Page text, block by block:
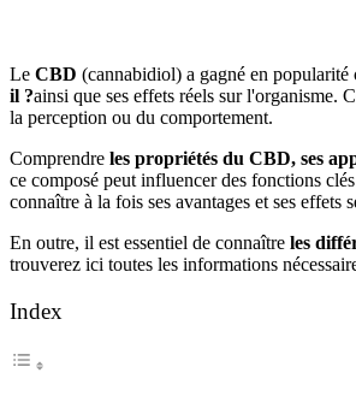
Le CBD (cannabidiol) a gagné en popularité
il ?ainsi que ses effets réels sur l'organisme.
la perception ou du comportement.
Comprendre les propriétés du CBD, ses
ce composé peut influencer des fonctions
connaître à la fois ses avantages et ses
En outre, il est essentiel de connaître les
trouverez ici toutes les informations
Index